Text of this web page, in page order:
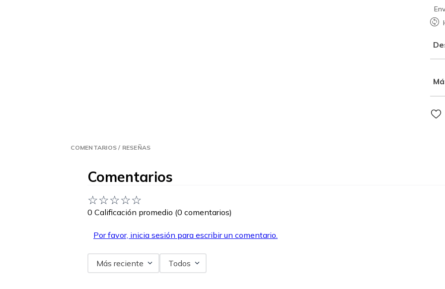
COMENTARIOS / RESEÑAS
Comentarios
☆☆☆☆☆
0 Calificación promedio (0 comentarios)
Por favor, inicia sesión para escribir un comentario.
Más reciente Todos